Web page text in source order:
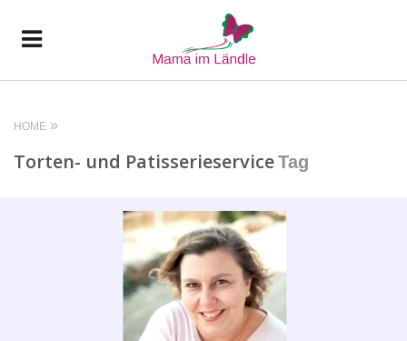
HOME
Torten- und PatisserieserviceTag
READ MORE